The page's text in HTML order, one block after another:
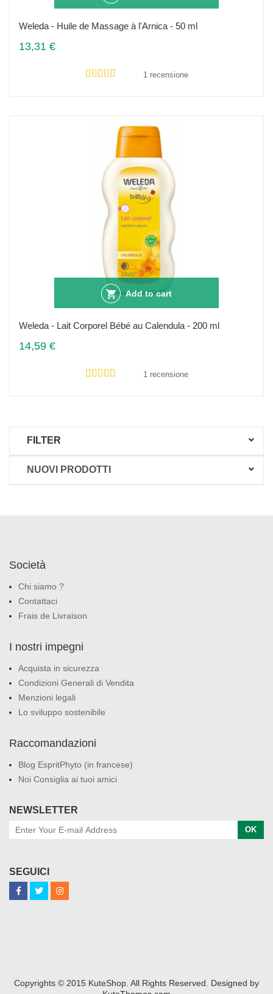
Weleda - Huile de Massage à l'Arnica - 50 ml
13,31 €
1 recensione
Add to cart
Weleda - Lait Corporel Bébé au Calendula - 200 ml
14,59 €
1 recensione
FILTER
NUOVI PRODOTTI
Società
Chi siamo ?
Contattaci
Frais de Livraison
I nostri impegni
Acquista in sicurezza
Condizioni Generali di Vendita
Menzioni legali
Lo sviluppo sostenibile
Raccomandazioni
Blog EspritPhyto (in francese)
Noi Consiglia ai tuoi amici
NEWSLETTER
OK
SEGUICI
Copyrights © 2015 KuteShop. All Rights Reserved. Designed by